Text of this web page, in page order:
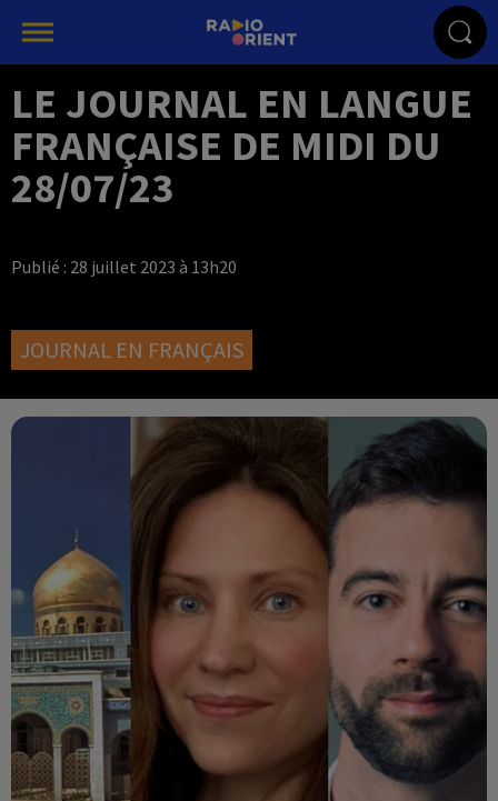
LE JOURNAL EN LANGUE
FRANÇAISE DE MIDI DU
28/07/23
Publié : 28 juillet 2023 à 13h20
JOURNAL EN FRANÇAIS